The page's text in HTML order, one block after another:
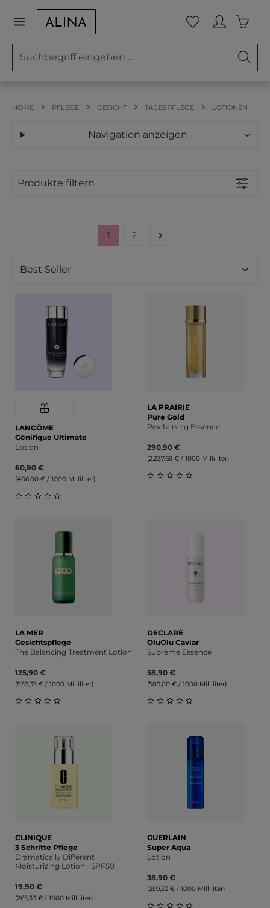
Zum Hauptinhalt springen Du hast 0
HOME PFLEGE GESICHT TAGESPFLEGE LOTIONEN
Navigation anzeigen
Produkte filtern
Seite
1 Seite
2
LANCÔME
Génifique Ultimate
Lotion
60,90 €
(406,00 € / 1000 Milliliter)
LA PRAIRIE
Pure Gold
Revitalising Essence
290,90 €
(2.237,69 € / 1000 Milliliter)
LA MER
Gesichtspflege
The Balancing Treatment Lotion
125,90 €
(839,33 € / 1000 Milliliter)
DECLARÉ
OluOlu Caviar
Supreme Essence
58,90 €
(589,00 € / 1000 Milliliter)
CLINIQUE
3 Schritte Pflege
Dramatically Different
Moisturizing Lotion+ SPF50
19,90 €
(265,33 € / 1000 Milliliter)
GUERLAIN
Super Aqua
Lotion
38,90 €
(259,33 € / 1000 Milliliter)